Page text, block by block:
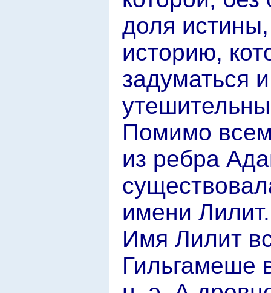
доля
историю,
задуматься
Помимо
из ребра
имени Лилит.
Имя Лилит
Гильгамеше